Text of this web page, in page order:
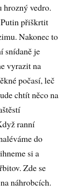
hrozný vedro.
přiškrtit
Nakonec to
snídaně je
vyrazit na
počasí, leč
chtít něco na
ranní
do
si a
Zde se
náhrobcích.